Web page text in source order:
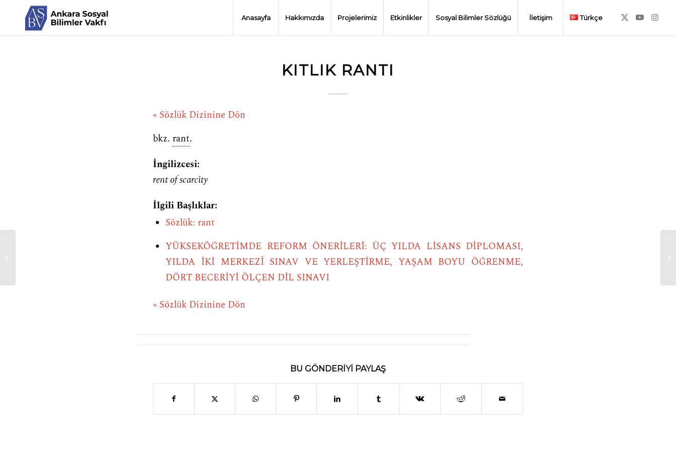
Anasayfa Hakkımızda Projelerimiz Etkinlikler Sosyal Bilimler Sözlüğü İletişim Türkçe
KITLIK RANTI
« Sözlük Dizinine Dön
bkz. rant.
İngilizcesi:
rent of scarcity
İlgili Başlıklar:
Sözlük: rant
YÜKSEKÖĞRETİMDE REFORM ÖNERİLERİ: ÜÇ YILDA LİSANS DİPLOMASI,
YILDA İKİ MERKEZÎ SINAV VE YERLEŞTİRME, YAŞAM BOYU ÖĞRENME,
DÖRT BECERİYİ ÖLÇEN DİL SINAVI
« Sözlük Dizinine Dön
BU GÖNDERIYI PAYLAŞ